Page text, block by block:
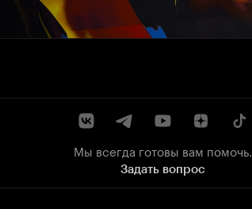
Мы всегда готовы вам помочь.
Задать вопрос